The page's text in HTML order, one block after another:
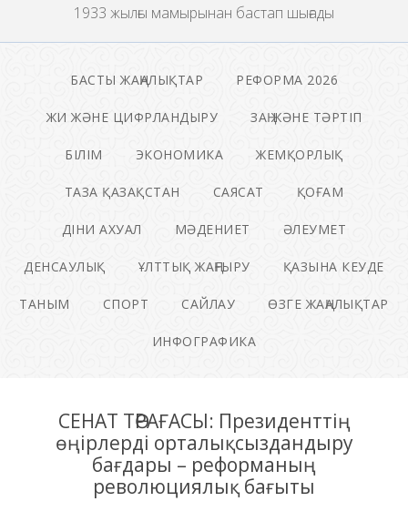
1933 жылғы мамырынан бастап шығады
БАСТЫ ЖАҢАЛЫҚТАР РЕФОРМА 2026
ЖИ ЖӘНЕ ЦИФРЛАНДЫРУ ЗАҢ ЖӘНЕ ТӘРТІП
БІЛІМ ЭКОНОМИКА ЖЕМҚОРЛЫҚ
ТАЗА ҚАЗАҚСТАН САЯСАТ ҚОҒАМ
ДІНИ АХУАЛ МӘДЕНИЕТ ӘЛЕУМЕТ
ДЕНСАУЛЫҚ ҰЛТТЫҚ ЖАҢҒЫРУ ҚАЗЫНА КЕУДЕ
ТАНЫМ СПОРТ САЙЛАУ ӨЗГЕ ЖАҢАЛЫҚТАР
ИНФОГРАФИКА
СЕНАТ ТӨРАҒАСЫ: Президенттің
өңірлерді орталықсыздандыру
бағдары – реформаның
революциялық бағыты